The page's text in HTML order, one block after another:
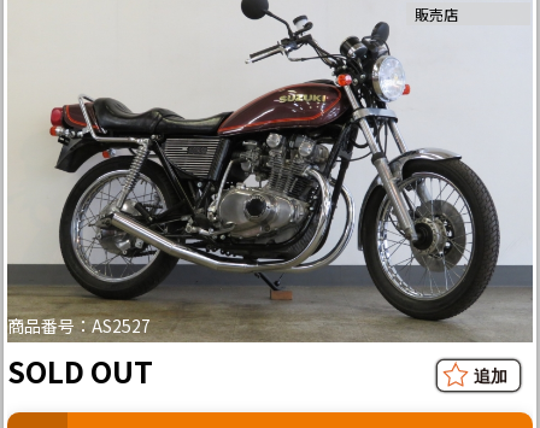
商品番号：AS2527
販売店
SOLD OUT